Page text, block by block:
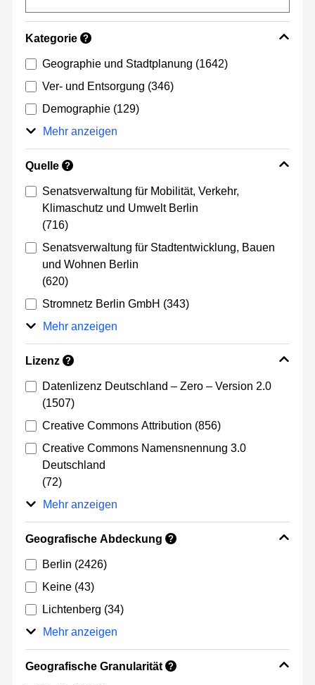
Kategorie ?
Geographie und Stadtplanung (1642)
Ver- und Entsorgung (346)
Demographie (129)
Mehr anzeigen
Quelle ?
Senatsverwaltung für Mobilität, Verkehr,
Klimaschutz und Umwelt Berlin
(716)
Senatsverwaltung für Stadtentwicklung, Bauen
und Wohnen Berlin
(620)
Stromnetz Berlin GmbH (343)
Mehr anzeigen
Lizenz ?
Datenlizenz Deutschland – Zero – Version 2.0
(1507)
Creative Commons Attribution (856)
Creative Commons Namensnennung 3.0
Deutschland
(72)
Mehr anzeigen
Geografische Abdeckung ?
Berlin (2426)
Keine (43)
Lichtenberg (34)
Mehr anzeigen
Geografische Granularität ?